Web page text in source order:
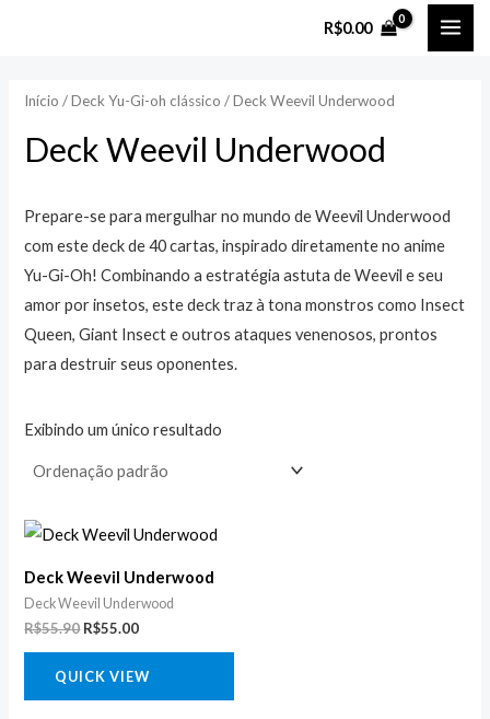
conteúdo
R$0.00
o
í
n
i
m
o
o
á
x
i
m
o
Início /Deck Yu-Gi-oh clássico / Deck Weevil Underwood
Deck Weevil Underwood
Prepare-se para mergulhar no mundo de Weevil Underwood
com este deck de 40 cartas, inspirado diretamente no anime
Yu-Gi-Oh! Combinando a estratégia astuta de Weevil e seu
amor por insetos, este deck traz à tona monstros como Insect
Queen, Giant Insect e outros ataques venenosos, prontos
para destruir seus oponentes.
Exibindo um único resultado
Deck Weevil Underwood
Deck Weevil Underwood
R$55.90
O
preço
era:
R$55.90.
R$55.00
O
preço
é:
R$55.00.
QUICK VIEW